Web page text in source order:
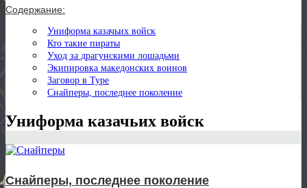
Содержание:
Униформа казачьих войск
Кто такие пираты
Уход за драгунскими лошадьми
Экипировка македонских воинов
Заговор в Туре
Снайперы, последнее поколение
Униформа казачьих войск
Снайперы, последнее поколение